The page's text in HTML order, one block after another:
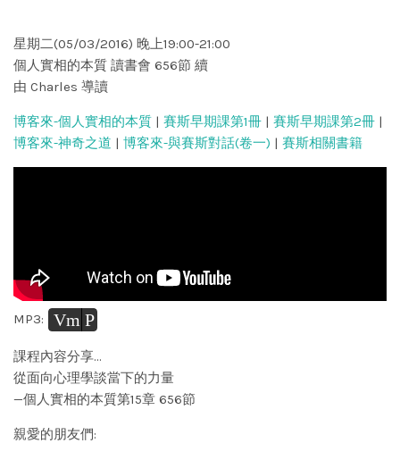
星期二(05/03/2016) 晚上19:00-21:00
個人實相的本質 讀書會 656節 續
由 Charles 導讀
博客來-個人實相的本質 | 賽斯早期課第1冊 | 賽斯早期課第2冊 |
博客來-神奇之道 | 博客來-與賽斯對話(卷一) | 賽斯相關書籍
MP3: Vm P
課程內容分享…
從面向心理學談當下的力量
—個人實相的本質第15章 656節
親愛的朋友們: